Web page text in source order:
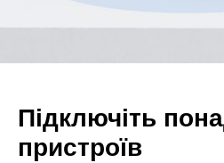
Підключіть
пристроїв